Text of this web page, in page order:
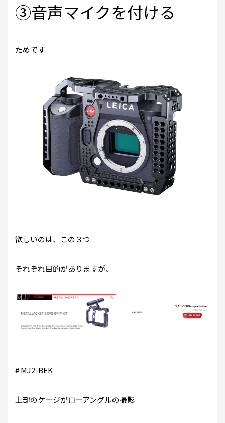
③音声マイクを付ける
ためです
欲しいのは、この３つ
それぞれ目的がありますが、
# MJ2-BEK
上部のケージがローアングルの撮影